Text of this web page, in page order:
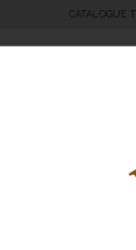
CATALOGUE